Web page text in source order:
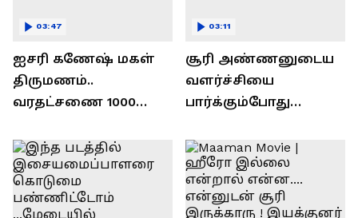
ஐசரி கணேஷ் மகள்
திருமணம்..
வரதட்சணை 1000
ரொக்கம் எவ்வளவு
தெரியுமா?
03:47
சூரி அண்ணனுடைய
வளர்ச்சியை
பார்க்கும்போது
இருக்கிறது !
லோகேஷ் கனகராஜ்
பேச்சு !
03:11